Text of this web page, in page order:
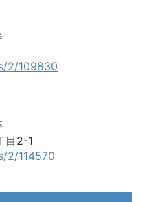
2/109830
目2-1
2/114570